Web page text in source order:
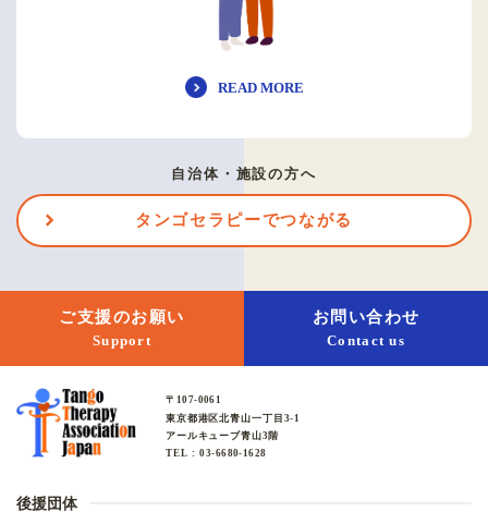
READ MORE
自治体・施設の方へ
タンゴセラピーでつながる
ご支援のお願い
Support
お問い合わせ
Contact us
〒107-0061
東京都港区北青山一丁目3-1
アールキューブ青山3階
TEL : 03-6680-1628
後援団体